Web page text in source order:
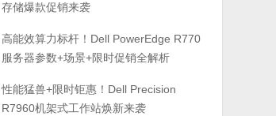
存储爆款促销来袭
高能效算力标杆！Dell PowerEdge R770
服务器参数+场景+限时促销全解析
性能猛兽+限时钜惠！Dell Precision
R7960机架式工作站焕新来袭